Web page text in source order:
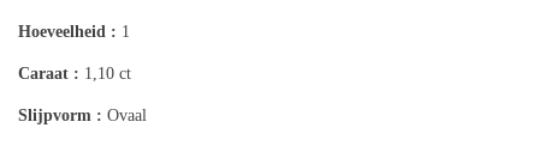
Hoeveelheid : 1
Caraat : 1,10 ct
Slijpvorm : Ovaal